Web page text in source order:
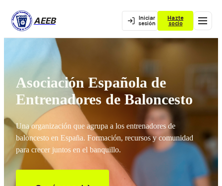
AEEB Iniciar
sesión
Hazte
socio
Asociación Española de
Entrenadores de Baloncesto
Una organización que agrupa a los entrenadores de
baloncesto en España. Formación, recursos y comunidad
para crecer juntos en el banquillo.